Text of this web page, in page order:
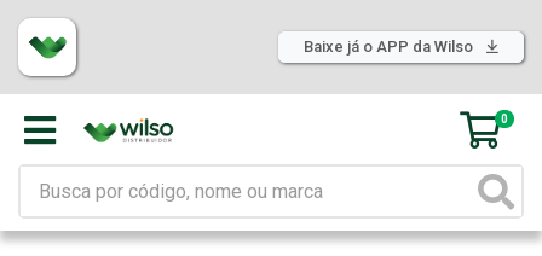
Baixe já o APP da Wilso
0